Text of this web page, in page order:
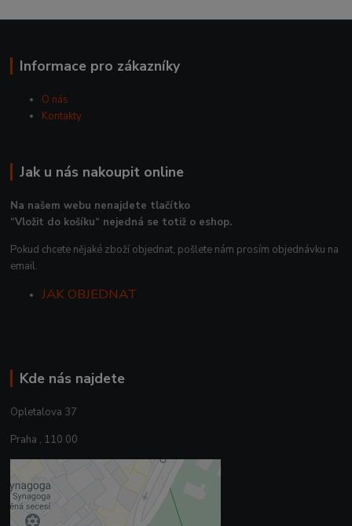
Informace pro zákazníky
O nás
Kontakty
Jak u nás nakoupit online
Na našem webu nenajdete tlačítko
“Vložit do košíku“ nejedná se totiž o eshop.
Pokud chcete nějaké zboží objednat, pošlete nám prosím objednávku na
email.
JAK OBJEDNAT
Kde nás najdete
Opletalova 37
Praha , 110 00